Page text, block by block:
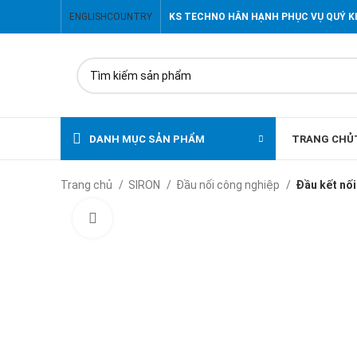
ENGLISH COUNTRY KS TECHNO HÂN HẠNH PHỤC VỤ QUÝ
DANH MỤC SẢN PHẨM TRANG CHỦ
Trang chủ SIRON Đầu nối công nghiệp Đầu kết nối